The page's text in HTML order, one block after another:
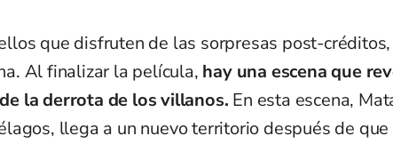
que disfruten de las sorpresas post-créditos,
Al finalizar la película, hay una escena que
la derrota de los villanos. En esta escena,
llega a un nuevo territorio después de